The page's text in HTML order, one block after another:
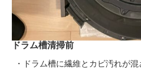
ドラム槽清掃前
・ドラム槽に繊維とカビ汚れが